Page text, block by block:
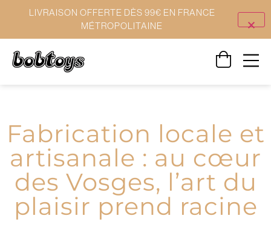
Fabrication locale et
artisanale : au cœur
des Vosges, l’art du
plaisir prend racine
LIVRAISON OFFERTE DÈS 99€ EN FRANCE
MÉTROPOLITAINE